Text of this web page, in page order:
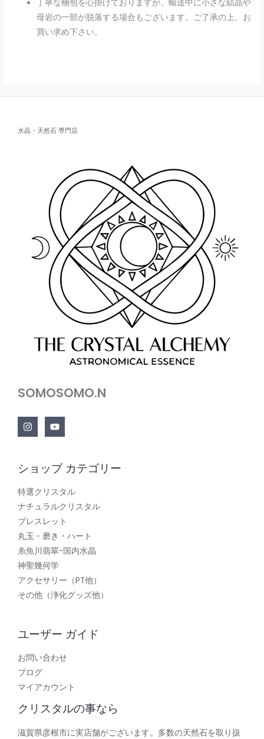
丁寧な梱包を心掛けておりますが、輸送中に小さな結晶や
母岩の一部が脱落する場合もございます。ご了承の上、お
買い求め下さい。
水晶・天然石 専門店
SOMOSOMO.N
ショップ カテゴリー
特選クリスタル
ナチュラルクリスタル
ブレスレット
丸玉・磨き・ハート
糸魚川翡翠-国内水晶
神聖幾何学
アクセサリー（PT他）
その他（浄化グッズ他）
ユーザー ガイド
お問い合わせ
ブログ
マイアカウント
クリスタルの事なら
滋賀県彦根市に実店舗がございます。多数の天然石を取り扱